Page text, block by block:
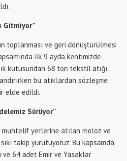
Gitmiyor”
toplanması ve geri dönüştürülmesi
ilk 9 ayda kentimizde
kutusundan 68 ton tekstil atığı
bu atıklardan sözleşme
elde edildi.
Sürüyor”
yerlerine atılan moloz ve
takip yürütüyoruz. Bu kapsamda
64 adet Emir ve Yasaklar